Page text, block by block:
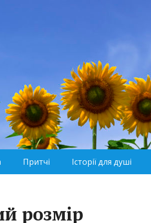
Притчі Історії для душі
розмір